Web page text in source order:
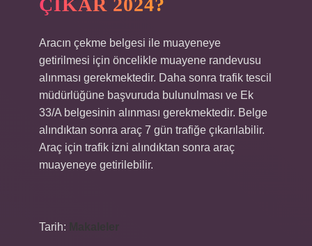
ÇIKAR 2024?
Aracın çekme belgesi ile muayeneye
getirilmesi için öncelikle muayene randevusu
alınması gerekmektedir. Daha sonra trafik tescil
müdürlüğüne başvuruda bulunulması ve Ek
33/A belgesinin alınması gerekmektedir. Belge
alındıktan sonra araç 7 gün trafiğe çıkarılabilir.
Araç için trafik izni alındıktan sonra araç
muayeneye getirilebilir.
Tarih: